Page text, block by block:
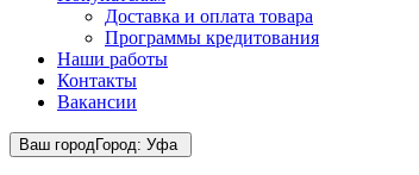
Доставка и оплата товара
Программы кредитования
Наши работы
Контакты
Вакансии
Ваш городГород: Уфа